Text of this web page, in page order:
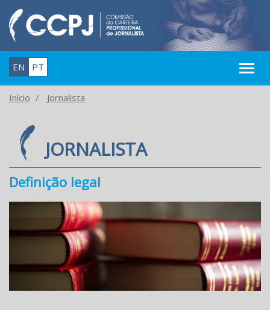
EN PT
Início Jornalista
JORNALISTA
Definição legal